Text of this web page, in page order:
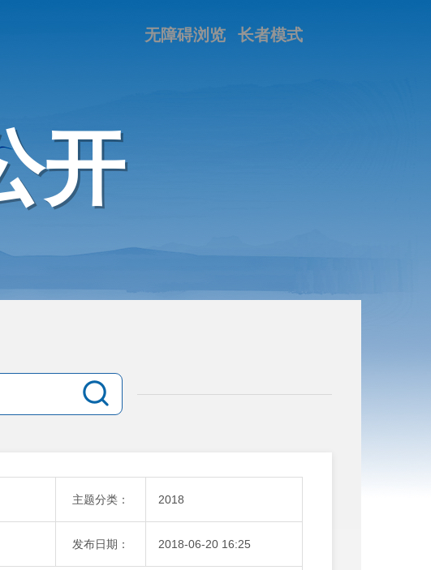
长者模式
无障碍浏览
开
主题分类： 2018
发布日期： 2018-06-20 16:25